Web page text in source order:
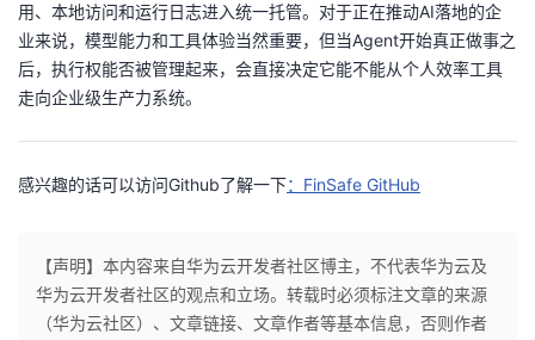
用、本地访问和运行日志进入统一托管。对于正在推动AI落地的企
业来说，模型能力和工具体验当然重要，但当Agent开始真正做事之
后，执行权能否被管理起来，会直接决定它能不能从个人效率工具
走向企业级生产力系统。
感兴趣的话可以访问Github了解一下：FinSafe GitHub
【声明】本内容来自华为云开发者社区博主，不代表华为云及
华为云开发者社区的观点和立场。转载时必须标注文章的来源
（华为云社区）、文章链接、文章作者等基本信息，否则作者